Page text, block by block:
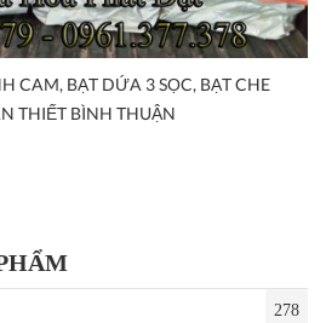
CAM, BẠT DỨA 3 SỌC, BẠT CHE
THIẾT BÌNH THUẬN
278